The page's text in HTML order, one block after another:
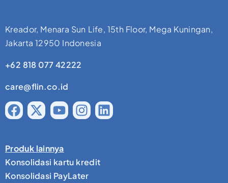
Kreador, Menara Sun Life, 15th Floor, Mega Kuningan,
Jakarta 12950 Indonesia
+62 818 077 42222
care@flin.co.id
Produk lainnya
Konsolidasi kartu kredit
Konsolidasi PayLater